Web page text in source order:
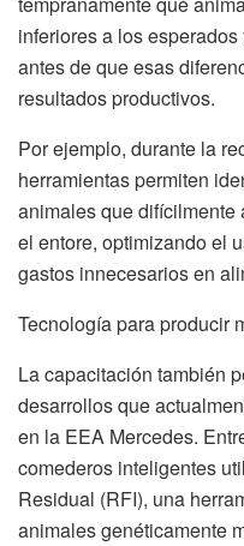
inferiores a los
antes de que esas
resultados productivos.
Por ejemplo, durante la
herramientas permiten
animales que
el entore, optimizando el
gastos innecesarios en
Tecnología para producir
La capacitación también
desarrollos que
en la EEA Mercedes.
comederos inteligentes
Residual (RFI), una
animales genéticamente